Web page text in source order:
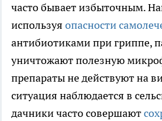
часто бывает избыточным.
используя опасности
антибиотиками при гриппе,
уничтожают полезную
препараты не действуют на
ситуация наблюдается в
дачники часто совершают